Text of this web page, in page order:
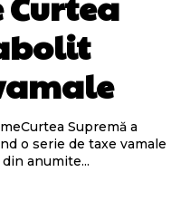
Supremă a
o serie de taxe vamale
anumite...